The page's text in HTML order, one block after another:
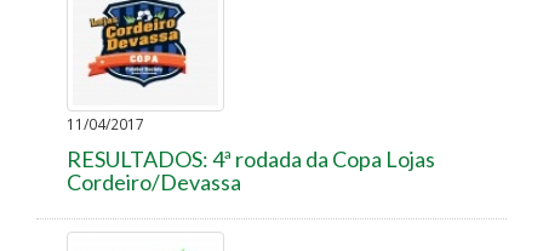
11/04/2017
RESULTADOS: 4ª rodada da Copa Lojas
Cordeiro/Devassa